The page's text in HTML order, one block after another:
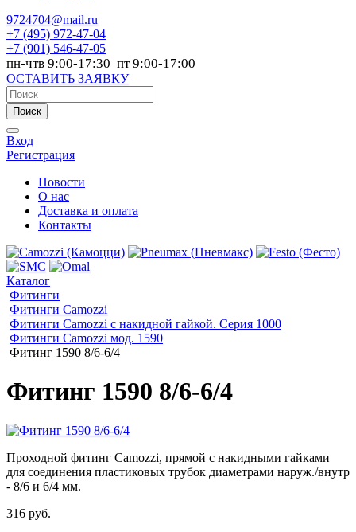
9724704@mail.ru
+7 (495) 972-47-04
+7 (901) 546-47-05
пн-чтв 9:00-17:30 пт 9:00-17:00
ОСТАВИТЬ ЗАЯВКУ
Поиск
Вход
Регистрация
Новости
О нас
Доставка и оплата
Контакты
Каталог
Фитинги
Фитинги Camozzi
Фитинги Camozzi с накидной гайкой. Серия 1000
Фитинги Camozzi мод. 1590
Фитинг 1590 8/6-6/4
Фитинг 1590 8/6-6/4
Проходной фитинг Camozzi, прямой с накидными гайками
для соединения пластиковых трубок диаметрами наруж./внутр
- 8/6 и 6/4 мм.
316 руб.